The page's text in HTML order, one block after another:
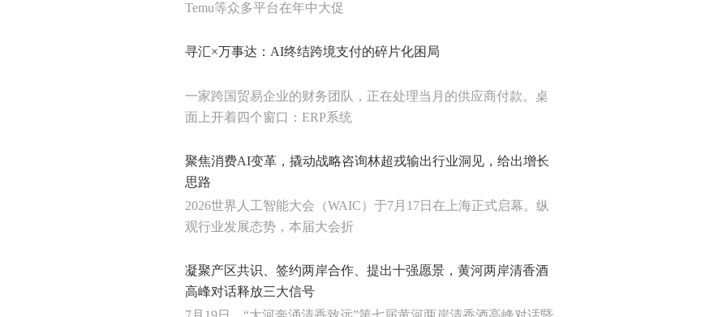
Temu等众多平台在年中大促
寻汇×万事达：AI终结跨境支付的碎片化困局
一家跨国贸易企业的财务团队，正在处理当月的供应商付款。桌
面上开着四个窗口：ERP系统
聚焦消费AI变革，撬动战略咨询林超戎输出行业洞见，给出增长
思路
2026世界人工智能大会（WAIC）于7月17日在上海正式启幕。纵
观行业发展态势，本届大会折
凝聚产区共识、签约两岸合作、提出十强愿景，黄河两岸清香酒
高峰对话释放三大信号